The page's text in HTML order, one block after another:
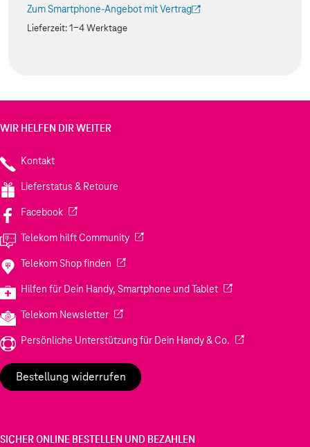
Zum Smartphone-Angebot mit Vertrag
(Der Link wird in einem neuen Tab geöffnet)
Lieferzeit:1-4 Werktage
WIR HELFEN DIR WEITER
Kontakt
Lieferstatus & Retoure
Facebook(Wird in einem neuen Tab geöffnet)
Telekom hilft Community(Wird in einem neuen Tab geöffnet)
Telekom Shop finden (Wird in einem neuen Tab geöffnet)
Hilfen für Dein Handy, Smartphone und Tablet(Wird in einem
Telekom Newsletter(Wird in einem neuen Tab geöffnet)
Persönliche Unterstützung für Dein Handy & Co. (Wird in einem
Bestellung widerrufen
SICHER ONLINE BESTELLEN UND BEZAHLEN